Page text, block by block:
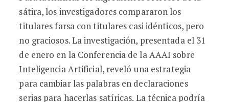
sátira, los investigadores compararon los
titulares farsa con titulares casi idénticos, pero
no graciosos. La investigación, presentada el 31
de enero en la Conferencia de la AAAI sobre
Inteligencia Artificial, reveló una estrategia
para cambiar las palabras en declaraciones
serias para hacerlas satíricas. La técnica podría